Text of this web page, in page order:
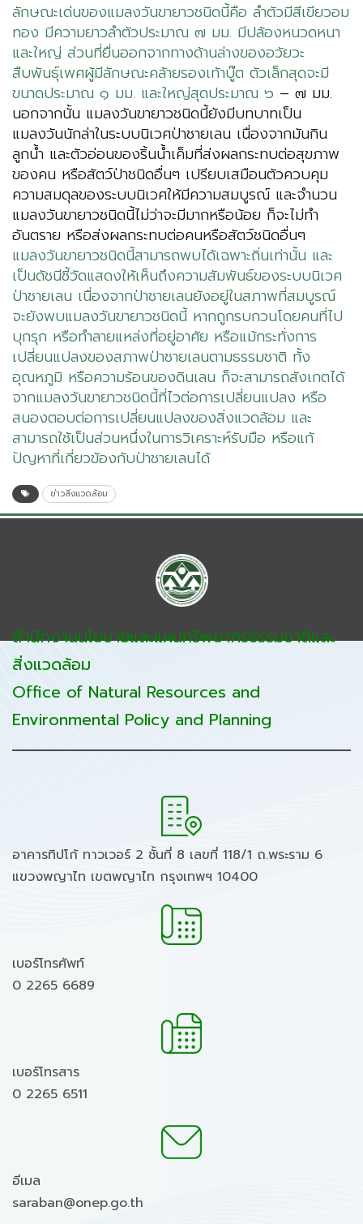
ลักษณะเด่นของแมลงวันขายาวชนิดนี้คือ ลำตัวมีสีเขียวอม
ทอง มีความยาวลำตัวประมาณ ๗ มม. มีปล้องหนวดหนา
และใหญ่ ส่วนที่ยื่นออกจากทางด้านล่างของอวัยวะ
สืบพันธุ์เพศผู้มีลักษณะคล้ายรองเท้าบู๊ต ตัวเล็กสุดจะมี
ขนาดประมาณ ๑ มม. และใหญ่สุดประมาณ ๖ – ๗ มม.
นอกจากนั้น แมลงวันขายาวชนิดนี้ยังมีบทบาทเป็น
แมลงวันนักล่าในระบบนิเวศป่าชายเลน เนื่องจากมันกิน
ลูกน้ำ และตัวอ่อนของริ้นน้ำเค็มที่ส่งผลกระทบต่อสุขภาพ
ของคน หรือสัตว์ป่าชนิดอื่นๆ เปรียบเสมือนตัวควบคุม
ความสมดุลของระบบนิเวศให้มีความสมบูรณ์ และจำนวน
แมลงวันขายาวชนิดนี้ไม่ว่าจะมีมากหรือน้อย ก็จะไม่ทำ
อันตราย หรือส่งผลกระทบต่อคนหรือสัตว์ชนิดอื่นๆ
แมลงวันขายาวชนิดนี้สามารถพบได้เฉพาะถิ่นเท่านั้น และ
เป็นดัชนีชี้วัดแสดงให้เห็นถึงความสัมพันธ์ของระบบนิเวศ
ป่าชายเลน เนื่องจากป่าชายเลนยังอยู่ในสภาพที่สมบูรณ์
จะยังพบแมลงวันขายาวชนิดนี้ หากถูกรบกวนโดยคนที่ไป
บุกรุก หรือทำลายแหล่งที่อยู่อาศัย หรือแม้กระทั่งการ
เปลี่ยนแปลงของสภาพป่าชายเลนตามธรรมชาติ ทั้ง
อุณหภูมิ หรือความร้อนของดินเลน ก็จะสามารถสังเกตได้
จากแมลงวันขายาวชนิดนี้ที่ไวต่อการเปลี่ยนแปลง หรือ
สนองตอบต่อการเปลี่ยนแปลงของสิ่งแวดล้อม และ
สามารถใช้เป็นส่วนหนึ่งในการวิเคราะห์รับมือ หรือแก้
ปัญหาที่เกี่ยวข้องกับป่าชายเลนได้
ข่าวสิ่งแวดล้อม
สำนักงานนโยบายและแผนทรัพยากรธรรมชาติและ
สิ่งแวดล้อม
Office of Natural Resources and
Environmental Policy and Planning
อาคารทิปโก้ ทาวเวอร์ 2 ชั้นที่ 8 เลขที่ 118/1 ถ.พระราม 6
แขวงพญาไท เขตพญาไท กรุงเทพฯ 10400
เบอร์โทรศัพท์
0 2265 6689
เบอร์โทรสาร
0 2265 6511
อีเมล
saraban@onep.go.th